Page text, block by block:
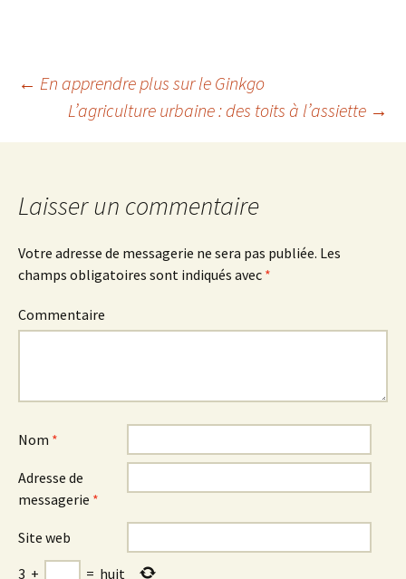
Navigation
des
articles
← En apprendre plus sur le Ginkgo
L’agriculture urbaine : des toits à l’assiette →
Laisser un commentaire
Votre adresse de messagerie ne sera pas publiée. Les
champs obligatoires sont indiqués avec *
Commentaire
Nom *
Adresse de
messagerie *
Site web
3 + = huit